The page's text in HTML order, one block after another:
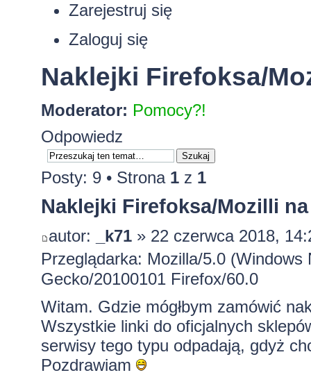
Zarejestruj się
Zaloguj się
Naklejki Firefoksa/
Moderator: Pomocy?!
Odpowiedz
Posty: 9 • Strona 1z 1
Naklejki Firefoksa/Mozilli
autor: _k71» 22 czerwca 2018,
Przeglądarka: Mozilla/5.0
Gecko/20100101 Firefox/60.0
Witam. Gdzie mógłbym zamówić
Wszystkie linki do oficjalnych
serwisy tego typu odpadają, gdyż
Pozdrawiam